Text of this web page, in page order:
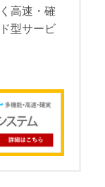
高速・確
型サービ